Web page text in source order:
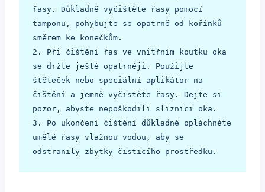
řasy. Důkladně vyčištěte řasy pomocí
tamponu, pohybujte se opatrně od kořínků
směrem ke konečkům.
2. Při čištění řas ve vnitřním koutku oka
se držte ještě opatrněji. Použijte
štěteček nebo speciální aplikátor na
čištění a jemně vyčistěte řasy. Dejte si
pozor, abyste nepoškodili sliznici oka.
3. Po ukončení čištění důkladně opláchněte
umělé řasy vlažnou vodou, aby se
odstranily zbytky čisticího prostředku.